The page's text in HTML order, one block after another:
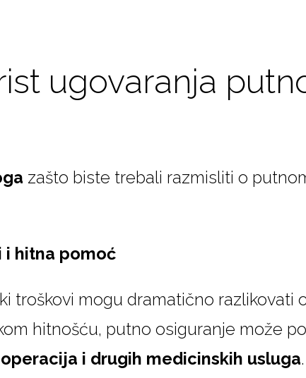
ugovaranja
zašto biste trebali razmisliti o
i hitna pomoć
troškovi mogu dramatično razlikovati
hitnošću, putno osiguranje može
i drugih medicinskih usluga